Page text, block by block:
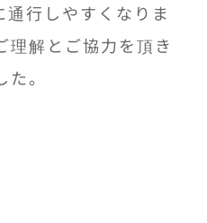
通行しやすくなりま
理解とご協力を頂き
。